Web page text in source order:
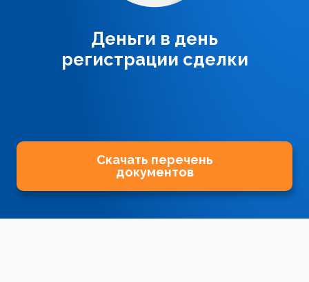
Деньги в день
регистрации сделки
Скачать перечень
документов